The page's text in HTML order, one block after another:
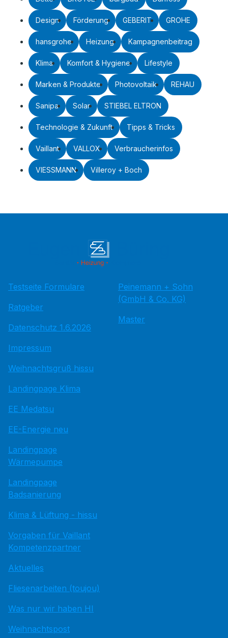
Design Förderung GEBERIT GROHE
hansgrohe Heizung Kampagnenbeitrag
Klima Komfort & Hygiene Lifestyle
Marken & Produkte Photovoltaik REHAU
Sanipa Solar STIEBEL ELTRON
Technologie & Zukunft Tipps & Tricks
Vaillant VALLOX Verbraucherinfos
VIESSMANN Villeroy + Boch
Testseite Formulare
Ratgeber
Datenschutz 1.6.2026
Impressum
Weihnachtsgruß hissu
Landingpage Klima
EE Medatsu
EE-Energie neu
Landingpage
Wärmepumpe
Landingpage
Badsanierung
Klima & Lüftung - hissu
Vorgaben für Vaillant
Kompetenzpartner
Aktuelles
Fliesenarbeiten (toujou)
Was nur wir haben HI
Weihnachtspost
Peinemann + Sohn
(GmbH & Co. KG)
Master